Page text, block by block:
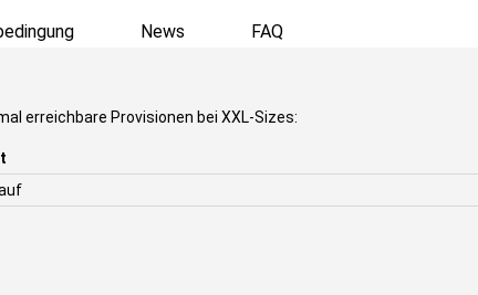
News FAQ
erreichbare Provisionen bei XXL-Sizes: